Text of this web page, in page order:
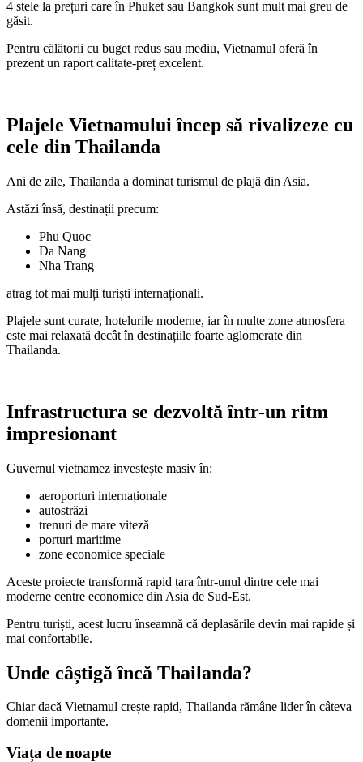
4 stele la prețuri care în Phuket sau Bangkok sunt mult mai greu de
găsit.
Pentru călătorii cu buget redus sau mediu, Vietnamul oferă în
prezent un raport calitate-preț excelent.
Plajele Vietnamului încep să rivalizeze cu
cele din Thailanda
Ani de zile, Thailanda a dominat turismul de plajă din Asia.
Astăzi însă, destinații precum:
Phu Quoc
Da Nang
Nha Trang
atrag tot mai mulți turiști internaționali.
Plajele sunt curate, hotelurile moderne, iar în multe zone atmosfera
este mai relaxată decât în destinațiile foarte aglomerate din
Thailanda.
Infrastructura se dezvoltă într-un ritm
impresionant
Guvernul vietnamez investește masiv în:
aeroporturi internaționale
autostrăzi
trenuri de mare viteză
porturi maritime
zone economice speciale
Aceste proiecte transformă rapid țara într-unul dintre cele mai
moderne centre economice din Asia de Sud-Est.
Pentru turiști, acest lucru înseamnă că deplasările devin mai rapide și
mai confortabile.
Unde câștigă încă Thailanda?
Chiar dacă Vietnamul crește rapid, Thailanda rămâne lider în câteva
domenii importante.
Viața de noapte